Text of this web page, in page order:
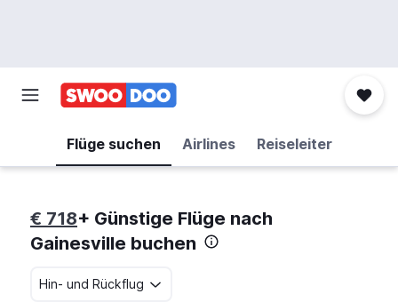
Flüge suchen Airlines Reiseleiter
€ 718+ Günstige Flüge nach
Gainesville buchen
Hin- und Rückflug